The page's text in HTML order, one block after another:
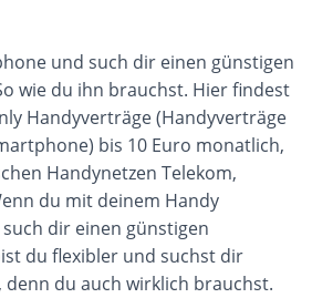
und such dir einen günstigen
wie du ihn brauchst. Hier findest
Handyverträge (Handyverträge
bis 10 Euro monatlich,
Handynetzen Telekom,
du mit deinem Handy
dir einen günstigen
du flexibler und suchst dir
denn du auch wirklich brauchst.